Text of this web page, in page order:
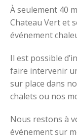
À seulement 40
Chateau Vert et
événement
Il est possible
faire intervenir
sur place dans
chalets ou nos
Nous restons à
événement sur